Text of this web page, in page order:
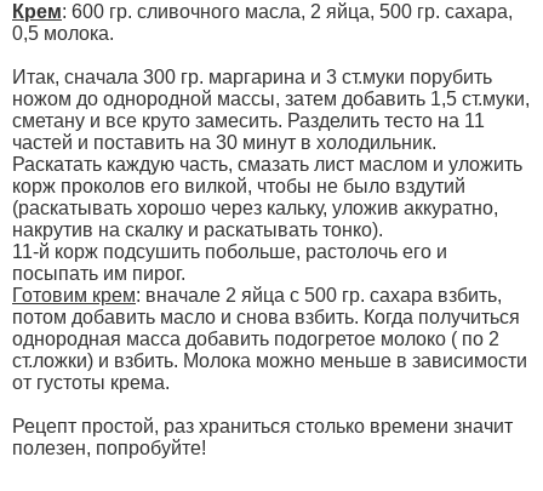
Крем: 600 гр. сливочного масла, 2 яйца, 500 гр. сахара,
0,5 молока.
Итак, сначала 300 гр. маргарина и 3 ст.муки порубить
ножом до однородной массы, затем добавить 1,5 ст.муки,
сметану и все круто замесить. Разделить тесто на 11
частей и поставить на 30 минут в холодильник.
Раскатать каждую часть, смазать лист маслом и уложить
корж проколов его вилкой, чтобы не было вздутий
(раскатывать хорошо через кальку, уложив аккуратно,
накрутив на скалку и раскатывать тонко).
11-й корж подсушить побольше, растолочь его и
посыпать им пирог.
Готовим крем: вначале 2 яйца с 500 гр. сахара взбить,
потом добавить масло и снова взбить. Когда получиться
однородная масса добавить подогретое молоко ( по 2
ст.ложки) и взбить. Молока можно меньше в зависимости
от густоты крема.
Рецепт простой, раз храниться столько времени значит
полезен, попробуйте!